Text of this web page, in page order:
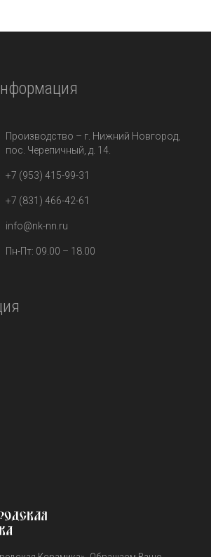
Производство – г. Нижний Новгород,
пос. Черепичный, д. 14.
+7 (953) 415-99-31
+7 (831) 466-42-61
info@nk-nn.ru
Пн-Пт: 09.00 – 18.00